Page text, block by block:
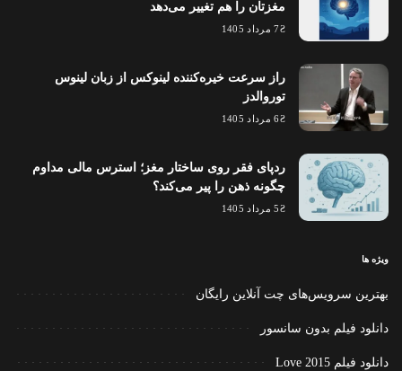
مغزتان را هم تغییر می‌دهد
7 مرداد 1405
راز سرعت خیره‌کننده لینوکس از زبان لینوس
توروالدز
6 مرداد 1405
ردپای فقر روی ساختار مغز؛ استرس مالی مداوم
چگونه ذهن را پیر می‌کند؟
5 مرداد 1405
ویژه ها
بهترین سرویس‌های چت آنلاین رایگان
دانلود فیلم بدون سانسور
دانلود فیلم Love 2015